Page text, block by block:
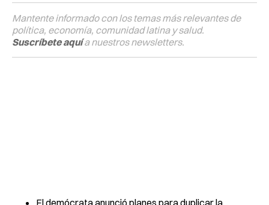
Mantente informado con los temas más relevantes de
política, economía, comunidad latina y salud.
Suscríbete aquía nuestros newsletters.
El demócrata anunció planes para duplicar la